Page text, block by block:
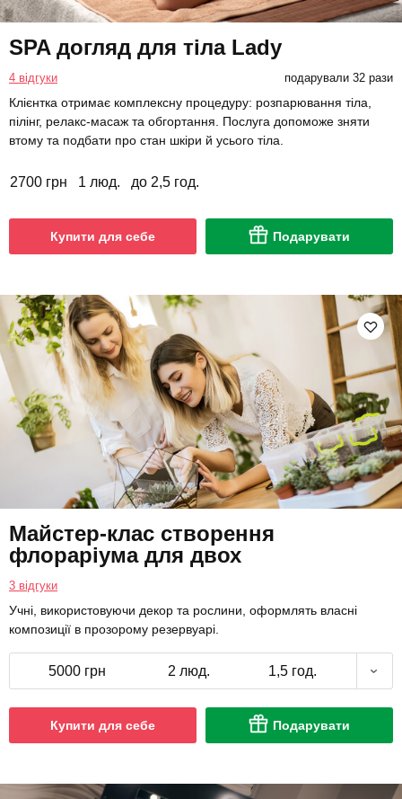
SPA догляд для тіла Lady
4 відгуки подарували 32 рази
Клієнтка отримає комплексну процедуру: розпарювання тіла,
пілінг, релакс-масаж та обгортання. Послуга допоможе зняти
втому та подбати про стан шкіри й усього тіла.
2700 грн 1 люд. до 2,5 год.
Купити для себе Подарувати
Майстер-клас створення
флораріума для двох
3 відгуки
Учні, використовуючи декор та рослини, оформлять власні
композиції в прозорому резервуарі.
5000 грн 2 люд. 1,5 год.
Купити для себе Подарувати